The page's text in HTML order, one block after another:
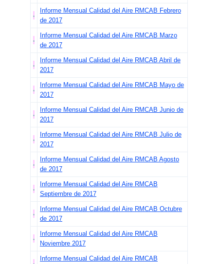
Informe Mensual Calidad del Aire RMCAB Febrero
de 2017
Informe Mensual Calidad del Aire RMCAB Marzo
de 2017
Informe Mensual Calidad del Aire RMCAB Abril de
2017
Informe Mensual Calidad del Aire RMCAB Mayo de
2017
Informe Mensual Calidad del Aire RMCAB Junio de
2017
Informe Mensual Calidad del Aire RMCAB Julio de
2017
Informe Mensual Calidad del Aire RMCAB Agosto
de 2017
Informe Mensual Calidad del Aire RMCAB
Septiembre de 2017
Informe Mensual Calidad del Aire RMCAB Octubre
de 2017
Informe Mensual Calidad del Aire RMCAB
Noviembre 2017
Informe Mensual Calidad del Aire RMCAB